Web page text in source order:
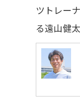
ツトレー
る遠山健